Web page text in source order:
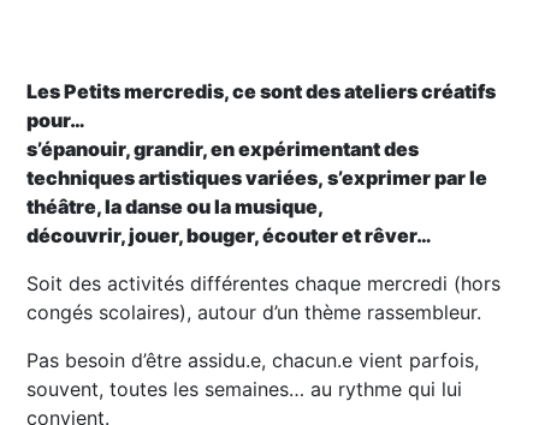
Les Petits mercredis, ce sont des ateliers créatifs
pour…
s’épanouir, grandir, en expérimentant des
techniques artistiques variées, s’exprimer par le
théâtre, la danse ou la musique,
découvrir, jouer, bouger, écouter et rêver…
Soit des activités différentes chaque mercredi (hors
congés scolaires), autour d’un thème rassembleur.
Pas besoin d’être assidu.e, chacun.e vient parfois,
souvent, toutes les semaines… au rythme qui lui
convient.